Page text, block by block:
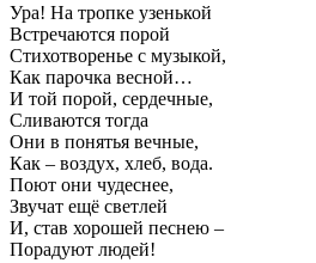
Ура! На тропке узенькой
Встречаются порой
Стихотворенье с музыкой,
Как парочка весной…
И той порой, сердечные,
Сливаются тогда
Они в понятья вечные,
Как – воздух, хлеб, вода.
Поют они чудеснее,
Звучат ещё светлей
И, став хорошей песнею –
Порадуют людей!